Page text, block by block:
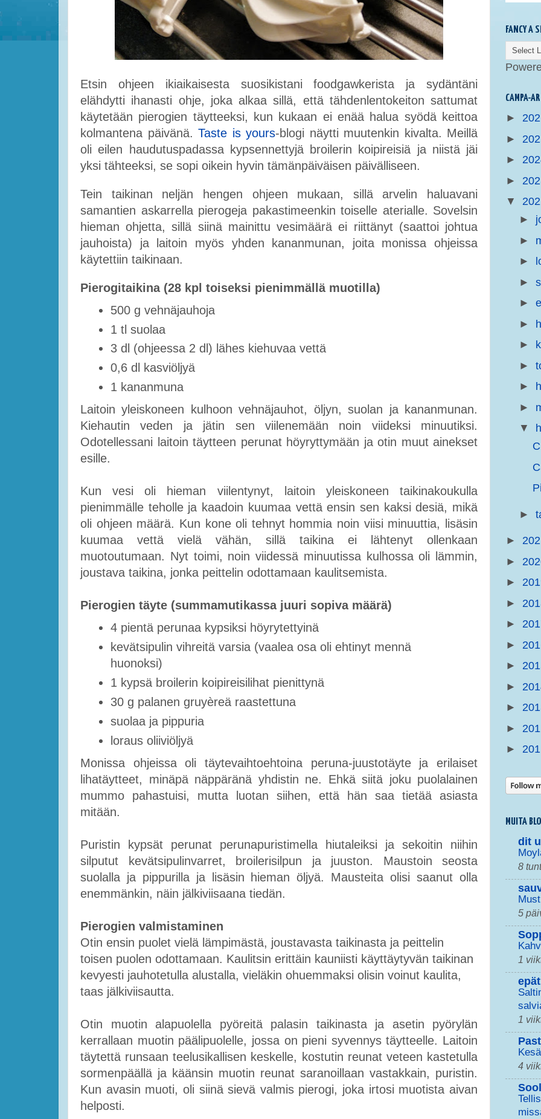
Etsin ohjeen ikiaikaisesta suosikistani foodgawkerista ja sydäntäni
elähdytti ihanasti ohje, joka alkaa sillä, että tähdenlentokeiton sattumat
käytetään pierogien täytteeksi, kun kukaan ei enää halua syödä keittoa
kolmantena päivänä. Taste is yours-blogi näytti muutenkin kivalta. Meillä
oli eilen haudutuspadassa kypsennettyjä broilerin koipireisiä ja niistä jäi
yksi tähteeksi, se sopi oikein hyvin tämänpäiväisen päivälliseen.
Tein taikinan neljän hengen ohjeen mukaan, sillä arvelin haluavani
samantien askarrella pierogeja pakastimeenkin toiselle aterialle. Sovelsin
hieman ohjetta, sillä siinä mainittu vesimäärä ei riittänyt (saattoi johtua
jauhoista) ja laitoin myös yhden kananmunan, joita monissa ohjeissa
käytettiin taikinaan.
Pierogitaikina (28 kpl toiseksi pienimmällä muotilla)
500 g vehnäjauhoja
1 tl suolaa
3 dl (ohjeessa 2 dl) lähes kiehuvaa vettä
0,6 dl kasviöljyä
1 kananmuna
Laitoin yleiskoneen kulhoon vehnäjauhot, öljyn, suolan ja kananmunan.
Kiehautin veden ja jätin sen viilenemään noin viideksi minuutiksi.
Odotellessani laitoin täytteen perunat höyryttymään ja otin muut ainekset
esille.
Kun vesi oli hieman viilentynyt, laitoin yleiskoneen taikinakoukulla
pienimmälle teholle ja kaadoin kuumaa vettä ensin sen kaksi desiä, mikä
oli ohjeen määrä. Kun kone oli tehnyt hommia noin viisi minuuttia, lisäsin
kuumaa vettä vielä vähän, sillä taikina ei lähtenyt ollenkaan
muotoutumaan. Nyt toimi, noin viidessä minuutissa kulhossa oli lämmin,
joustava taikina, jonka peittelin odottamaan kaulitsemista.
Pierogien täyte (summamutikassa juuri sopiva määrä)
4 pientä perunaa kypsiksi höyrytettyinä
kevätsipulin vihreitä varsia (vaalea osa oli ehtinyt mennä
huonoksi)
1 kypsä broilerin koipireisilihat pienittynä
30 g palanen gruyèreä raastettuna
suolaa ja pippuria
loraus oliiviöljyä
Monissa ohjeissa oli täytevaihtoehtoina peruna-juustotäyte ja erilaiset
lihatäytteet, minäpä näppäränä yhdistin ne. Ehkä siitä joku puolalainen
mummo pahastuisi, mutta luotan siihen, että hän saa tietää asiasta
mitään.
Puristin kypsät perunat perunapuristimella hiutaleiksi ja sekoitin niihin
silputut kevätsipulinvarret, broilerisilpun ja juuston. Maustoin seosta
suolalla ja pippurilla ja lisäsin hieman öljyä. Mausteita olisi saanut olla
enemmänkin, näin jälkiviisaana tiedän.
Pierogien valmistaminen
Otin ensin puolet vielä lämpimästä, joustavasta taikinasta ja peittelin
toisen puolen odottamaan. Kaulitsin erittäin kauniisti käyttäytyvän taikinan
kevyesti jauhotetulla alustalla, vieläkin ohuemmaksi olisin voinut kaulita,
taas jälkiviisautta.
Otin muotin alapuolella pyöreitä palasin taikinasta ja asetin pyörylän
kerrallaan muotin päälipuolelle, jossa on pieni syvennys täytteelle. Laitoin
täytettä runsaan teelusikallisen keskelle, kostutin reunat veteen kastetulla
sormenpäällä ja käänsin muotin reunat saranoillaan vastakkain, puristin.
Kun avasin muoti, oli siinä sievä valmis pierogi, joka irtosi muotista aivan
helposti.
FANCY A
CAMPA-
►
►
►
►
▼
►
►
►
►
►
►
►
►
►
►
▼
►
►
►
►
►
►
►
►
►
►
►
►
MUITA
dit
8
5
1
1
4